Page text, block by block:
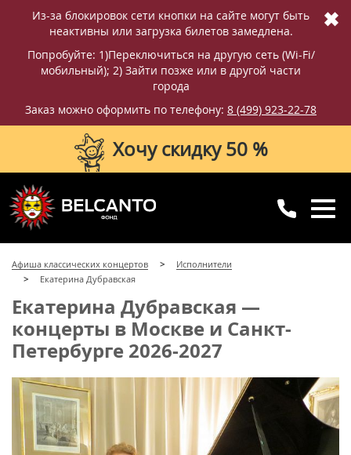
Из-за блокировок сети кнопки на сайте могут быть
неактивны или загрузка билетов замедлена.
Попробуйте: 1)Переключиться на другую сеть (Wi-Fi/
мобильный); 2) Зайти позже или в другой части
города
Заказ можно оформить по телефону: 8 (499) 923-22-78
✖
Хочу скидку 50 %
8 (499) 923-22-78
с 10:00 до 20:00
Афиша классических концертов
Исполнители
Екатерина Дубравская
Екатерина Дубравская —
концерты в Москве и Санкт-
Петербурге 2026-2027